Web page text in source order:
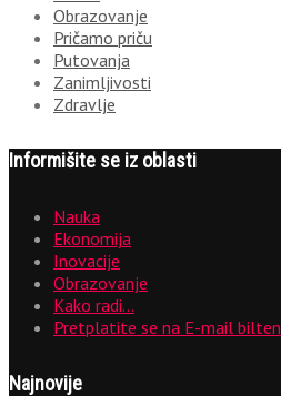
Obrazovanje
Pričamo priču
Putovanja
Zanimljivosti
Zdravlje
Informišite se iz oblasti
Nauka
Ekonomija
Inovacije
Obrazovanje
Kako radi…
Pretplatite se na E-mail bilten
Najnovije